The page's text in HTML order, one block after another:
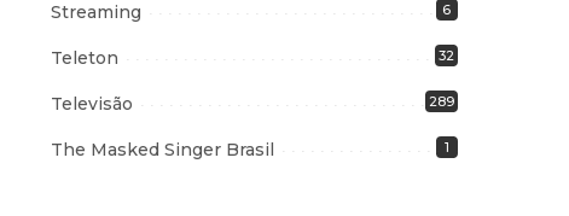
Streaming 6
Teleton 32
Televisão 289
The Masked Singer Brasil 1